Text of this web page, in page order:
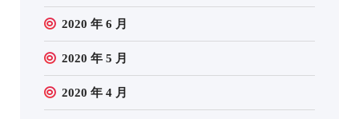
2020 年 6 月
2020 年 5 月
2020 年 4 月